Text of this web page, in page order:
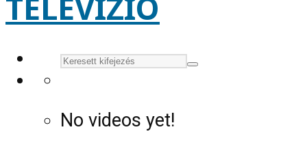
No videos yet!